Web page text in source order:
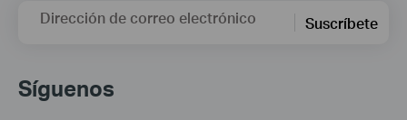
Dirección de correo electrónico Suscríbete
Síguenos